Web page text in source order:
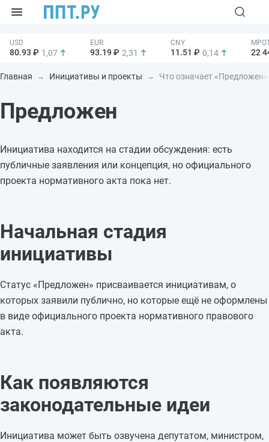
80.93 ₽ 1,07 93.19 ₽ 2,31 11.51 ₽ 0,14 22
Главная Инициативы и проекты Что означает
Предложен
Инициатива находится на стадии обсуждения: есть
публичные заявления или концепция, но официального
проекта нормативного акта пока нет.
Начальная стадия
инициативы
Статус «Предложен» присваивается инициативам, о
которых заявили публично, но которые ещё не оформлены
в виде официального проекта нормативного правового
акта.
Как появляются
законодательные идеи
Инициатива может быть озвучена депутатом, министром,